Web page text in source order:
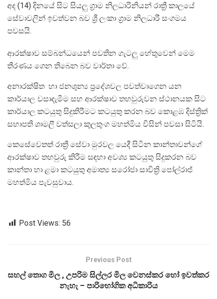
අද (14) දිනයේ සිට සියලු ග්‍රාම නිලධාරිනියන් රාත්‍රී කාලයේ
සේවාවලින් ඉවත්වන බව ශ්‍රී ලංකා ග්‍රාම නිලධාරී සංගමය
පවසයි.
ආරක්ෂාව සම්බන්ධයෙන් පවතින ගැටලු හේතුවෙන් මෙම
තීරණය ගෙන තිබෙන බව වාර්තා වේ.
අනාරක්ෂිත හා ජනශුන්‍ය ප්‍රදේශවල පවත්වාගෙන යන
කාර්යාල වසාදැමීම සහ ආරක්ෂාව තහවුරුවන ස්ථානයක සිට
කාර්යාල කටයුතු සිදුකිරීමට කටයුතු කරන බව කොළඹ දිස්ත්‍රික්
සභාපති ශාමලී වත්සලා කුලතුංග මහත්මිය විසින් පවසා සිටියි.
කෙසේවෙතත් රාත්‍රී සේවා මුරවල යෙදී සිටින කාන්තාවන්ගේ
ආරක්ෂාව තහවුරු කිරීම සඳහා අවශ්‍ය කටයුතු සිදුකරන බව
කාන්තා හා ළමා කටයුතු අමාත්‍ය සරෝජා සාවිත්‍රි පෝල්රාජ්
මහත්මිය පැවසුවාය.
Post Views: 56
Previous Post
සහල් තොග මිල , උපරිම සිල්ලර මිල වෙනස්කර හෝ ඉවත්කර
නැහැ – පාරිභෝගික අධිකාරිය